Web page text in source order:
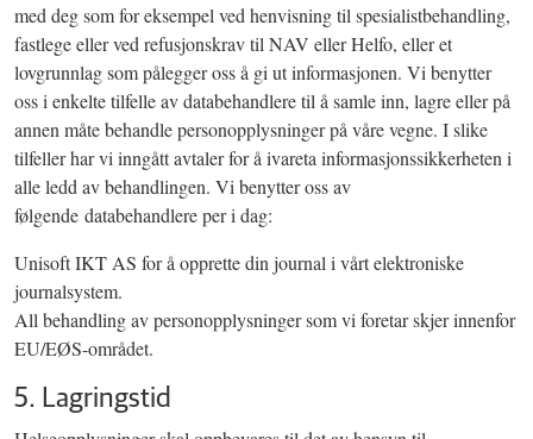
med deg som for eksempel ved henvisning til spesialistbehandling,
fastlege eller ved refusjonskrav til NAV eller Helfo, eller et
lovgrunnlag som pålegger oss å gi ut informasjonen. Vi benytter
oss i enkelte tilfelle av databehandlere til å samle inn, lagre eller på
annen måte behandle personopplysninger på våre vegne. I slike
tilfeller har vi inngått avtaler for å ivareta informasjonssikkerheten i
alle ledd av behandlingen. Vi benytter oss av
følgende databehandlere per i dag:
Unisoft IKT AS for å opprette din journal i vårt elektroniske
journalsystem.
All behandling av personopplysninger som vi foretar skjer innenfor
EU/EØS-området.
5. Lagringstid